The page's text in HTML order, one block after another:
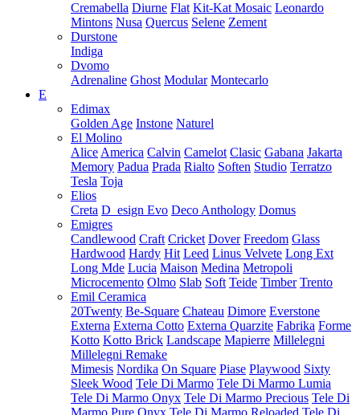
Cremabella Diurne Flat Kit-Kat Mosaic Leonardo
Mintons Nusa Quercus Selene Zement
Durstone
Indiga
Dvomo
Adrenaline Ghost Modular Montecarlo
E
Edimax
Golden Age Instone Naturel
El Molino
Alice America Calvin Camelot Clasic Gabana Jakarta
Memory Padua Prada Rialto Soften Studio Terratzo
Tesla Toja
Elios
Creta D_esign Evo Deco Anthology Domus
Emigres
Candlewood Craft Cricket Dover Freedom Glass
Hardwood Hardy Hit Leed Linus Velvete Long Ext
Long Mde Lucia Maison Medina Metropoli
Microcemento Olmo Slab Soft Teide Timber Trento
Emil Ceramica
20Twenty Be-Square Chateau Dimore Everstone
Externa Externa Cotto Externa Quarzite Fabrika Forme
Kotto Kotto Brick Landscape Mapierre Millelegni
Millelegni Remake
Mimesis Nordika On Square Piase Playwood Sixty
Sleek Wood Tele Di Marmo Tele Di Marmo Lumia
Tele Di Marmo Onyx Tele Di Marmo Precious Tele Di